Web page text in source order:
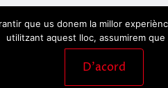
que us donem la millor
utilitzant aquest lloc, assumirem que
D'acord